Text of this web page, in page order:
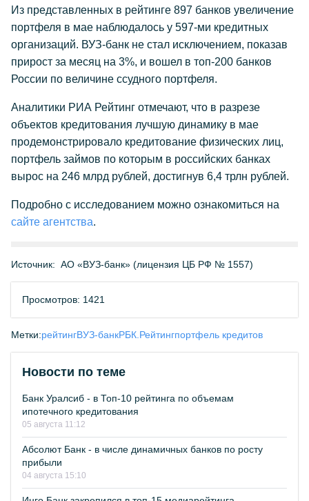
Из представленных в рейтинге 897 банков увеличение
портфеля в мае наблюдалось у 597-ми кредитных
организаций. ВУЗ-банк не стал исключением, показав
прирост за месяц на 3%, и вошел в топ-200 банков
России по величине ссудного портфеля.
Аналитики РИА Рейтинг отмечают, что в разрезе
объектов кредитования лучшую динамику в мае
продемонстрировало кредитование физических лиц,
портфель займов по которым в российских банках
вырос на 246 млрд рублей, достигнув 6,4 трлн рублей.
Подробно с исследованием можно ознакомиться на
сайте агентства.
Источник: АО «ВУЗ-банк» (лицензия ЦБ РФ № 1557)
Просмотров: 1421
Метки:рейтингВУЗ-банкРБК.Рейтингпортфель кредитов
Новости по теме
Банк Уралсиб - в Топ-10 рейтинга по объемам
ипотечного кредитования
05 августа 11:12
Абсолют Банк - в числе динамичных банков по росту
прибыли
04 августа 15:10